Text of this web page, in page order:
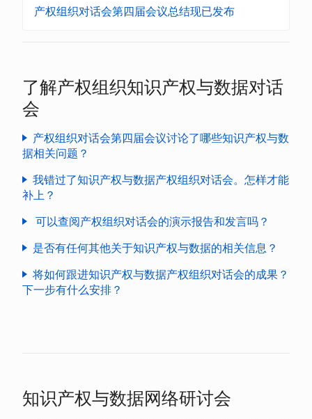
产权组织对话会第四届会议总结现已发布
了解产权组织知识产权与数据对话
会
产权组织对话会第四届会议讨论了哪些知识产权与数
据相关问题？
议程
能问题的议题文件
我错过了知识产权与数据产权组织对话会。怎样才能
补上？
可以查阅产权组织对话会的演示报告和发言吗？
产权组织对话会小组发言人的演示报告
是否有任何其他关于知识产权与数据的相关信息？
人工智能和知识产权战略交换所
将如何跟进知识产权与数据产权组织对话会的成果？
下一步有什么安排？
知识产权与数据网络研讨会